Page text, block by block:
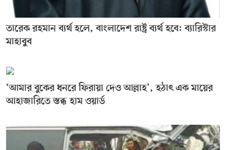
তারেক রহমান ব্যর্থ হলে, বাংলাদেশ রাষ্ট্র ব্যর্থ হবে: ব্যারিস্টার
মাহাবুব
‘আমার বুকের ধনরে ফিরায়া দেও আল্লাহ’, হঠাৎ এক মায়ের
আহাজারিতে স্তব্ধ হাম ওয়ার্ড